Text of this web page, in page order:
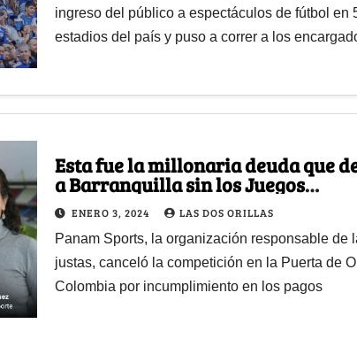
ingreso del público a espectáculos de fútbol en
estadios del país y puso a correr a los
Esta fue la millonaria deuda que
a Barranquilla sin los Juegos
Panamericanos 2027
ENERO 3, 2024 LAS DOS ORILLAS
Panam Sports, la organización responsable de
justas, canceló la competición en la Puerta de
Colombia por incumplimiento en los pagos